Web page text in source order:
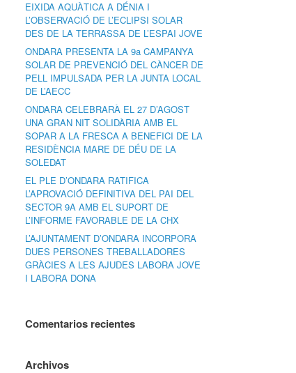
EIXIDA AQUÀTICA A DÉNIA I
L’OBSERVACIÓ DE L’ECLIPSI SOLAR
DES DE LA TERRASSA DE L’ESPAI JOVE
ONDARA PRESENTA LA 9a CAMPANYA
SOLAR DE PREVENCIÓ DEL CÀNCER DE
PELL IMPULSADA PER LA JUNTA LOCAL
DE L’AECC
ONDARA CELEBRARÀ EL 27 D’AGOST
UNA GRAN NIT SOLIDÀRIA AMB EL
SOPAR A LA FRESCA A BENEFICI DE LA
RESIDÈNCIA MARE DE DÉU DE LA
SOLEDAT
EL PLE D’ONDARA RATIFICA
L’APROVACIÓ DEFINITIVA DEL PAI DEL
SECTOR 9A AMB EL SUPORT DE
L’INFORME FAVORABLE DE LA CHX
L’AJUNTAMENT D’ONDARA INCORPORA
DUES PERSONES TREBALLADORES
GRÀCIES A LES AJUDES LABORA JOVE
I LABORA DONA
Comentarios recientes
Archivos